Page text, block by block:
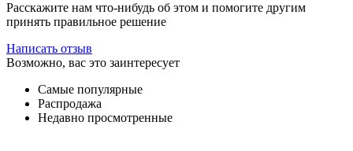
Расскажите нам что-нибудь об этом и помогите другим
принять правильное решение
Написать отзыв
Возможно, вас это заинтересует
Самые популярные
Распродажа
Недавно просмотренные